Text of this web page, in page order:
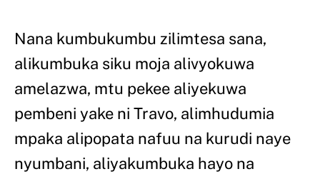
Nana kumbukumbu zilimtesa sana,
alikumbuka siku moja alivyokuwa
amelazwa, mtu pekee aliyekuwa
pembeni yake ni Travo, alimhudumia
mpaka alipopata nafuu na kurudi naye
nyumbani, aliyakumbuka hayo na